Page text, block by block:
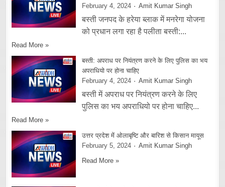
February 4, 2024
Amit Kumar Singh
बस्ती जनपद के हरेया ब्लाक में मनरेगा योजना
को प्रधान लगा रहा है पलीता बस्ती:...
Read More »
बस्ती: अपराध पर नियंत्रण करने के लिए पुलिस का भय
अपराधियो पर होना चाहिए
February 4, 2024
Amit Kumar Singh
बस्ती में अपराध पर नियंत्रण करने के लिए
पुलिस का भय अपराधियो पर होना चाहिए...
Read More »
उत्तर प्रदेश में ओलाबृष्टि और बारिश से किसान मायूस
February 5, 2024
Amit Kumar Singh
Read More »